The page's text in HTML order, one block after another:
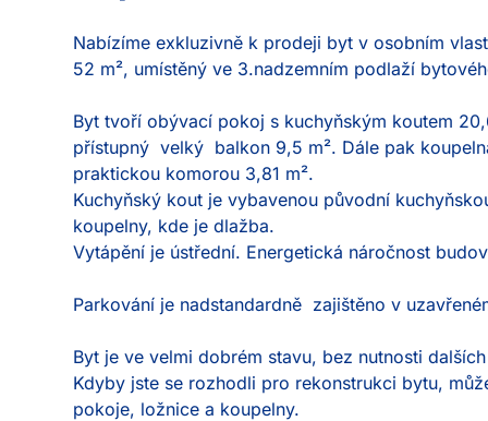
Nabízíme exkluzivně k prodeji byt v osobním
52 m², umístěný ve 3.nadzemním podlaží
Byt tvoří obývací pokoj s kuchyňským koutem
přístupný  velký  balkon 9,5 m². Dále pak
praktickou komorou 3,81 m².
Kuchyňský kout je vybavenou původní
koupelny, kde je dlažba.
Vytápění je ústřední. Energetická náročnost
Parkování je nadstandardně  zajištěno v
Byt je ve velmi dobrém stavu, bez nutnosti
Kdyby jste se rozhodli pro rekonstrukci bytu,
pokoje, ložnice a koupelny.